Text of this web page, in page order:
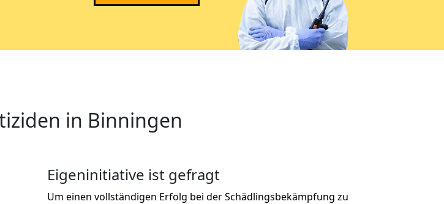
in Binningen
Eigeninitiative ist gefragt
Um einen vollständigen Erfolg bei der Schädlingsbekämpfung zu